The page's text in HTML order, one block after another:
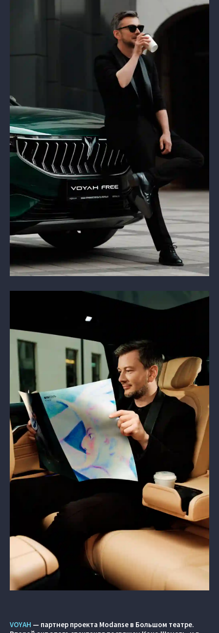
VOYAH — партнер проекта Modanse в Большом театре.